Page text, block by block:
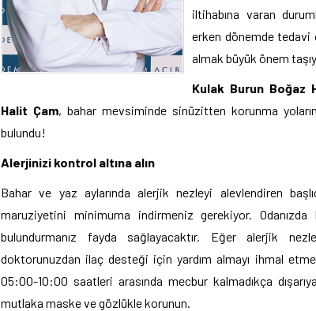
iltihabına varan
erken dönemde tedavi
almak büyük önem
Kulak Burun Boğaz
Halit Çam, bahar mevsiminde sinüzitten korunma
bulundu!
Alerjinizi kontrol altına alın
Bahar ve yaz aylarında alerjik nezleyi alevlendiren
maruziyetini minimuma indirmeniz gerekiyor.
bulundurmanız fayda sağlayacaktır. Eğer alerjik
doktorunuzdan ilaç desteği için yardım almayı ihmal
05:00-10:00 saatleri arasında mecbur kalmadıkça
mutlaka maske ve gözlükle korunun.